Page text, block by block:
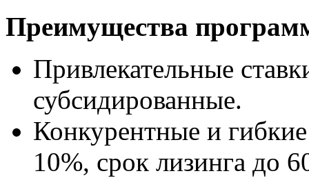
Преимущества
Привлекательные
субсидированные.
Конкурентные и
10%, срок лизинга до